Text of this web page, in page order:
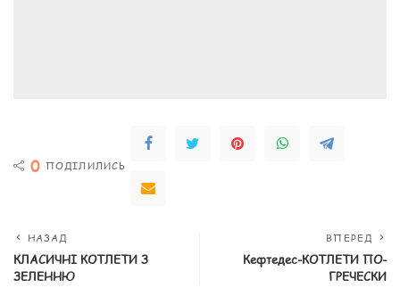
0 ПОДІЛИЛИСЬ
НАЗАД
КЛАСИЧНІ КОТЛЕТИ З
ЗЕЛЕННЮ
ВПЕРЕД
Кефтедес-КОТЛЕТИ ПО-
ГРЕЧЕСКИ